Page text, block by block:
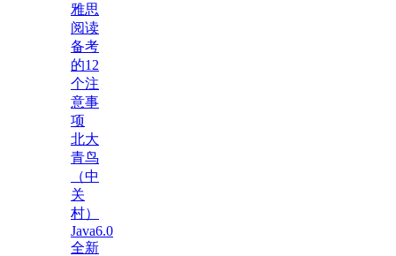
雅思
阅读
备考
的12
个注
意事
项
北大
青鸟
（中
关
村）
Java6.0
全新